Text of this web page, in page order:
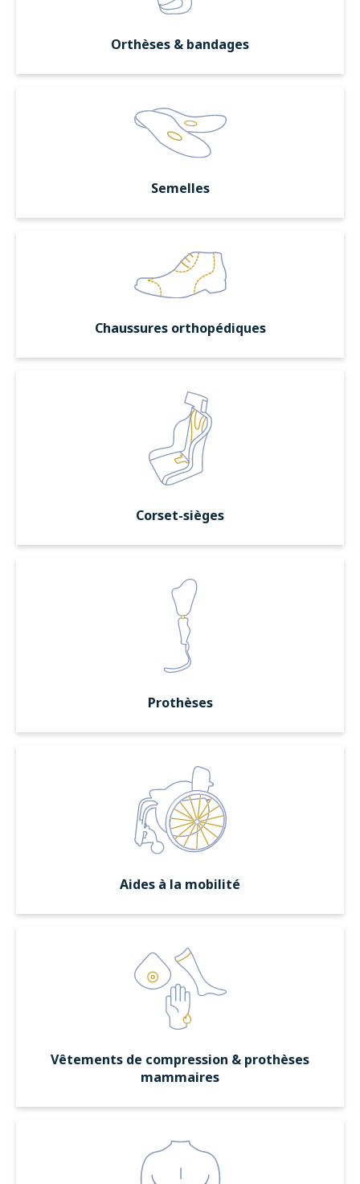
Orthèses & bandages
Semelles
Chaussures orthopédiques
Corset-sièges
Prothèses
Aides à la mobilité
Vêtements de compression & prothèses
mammaires